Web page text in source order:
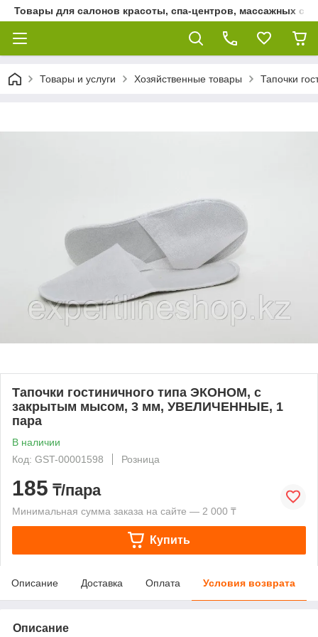
Товары для салонов красоты, спа-центров, массажных
Товары и услуги Хозяйственные товары Тапочки
Тапочки гостиничного типа ЭКОНОМ, с
закрытым мысом, 3 мм, УВЕЛИЧЕННЫЕ, 1
пара
В наличии
Код: GST-00001598
Розница
185 ₸/пара
Минимальная сумма заказа на сайте — 2 000 ₸
Купить
Описание Доставка Оплата Условия возврата
Описание